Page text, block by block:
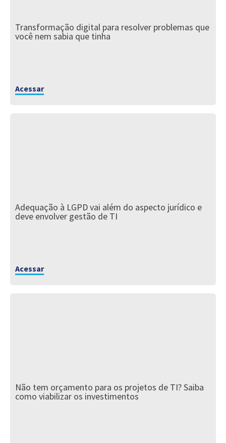
Transformação digital para resolver problemas que
você nem sabia que tinha
Acessar
Adequação à LGPD vai além do aspecto jurídico e
deve envolver gestão de TI
Acessar
Não tem orçamento para os projetos de TI? Saiba
como viabilizar os investimentos